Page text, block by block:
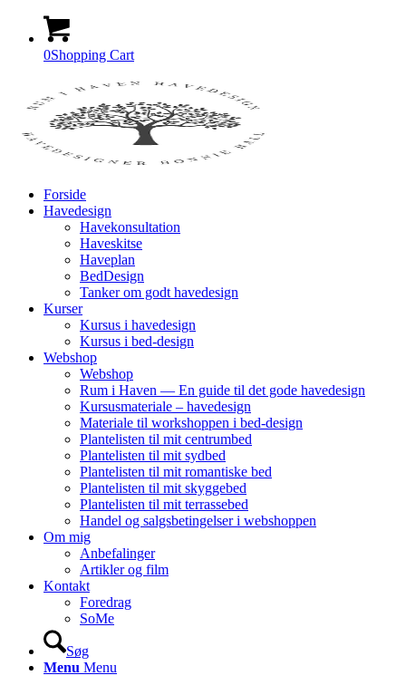
0Shopping Cart
Forside
Havedesign
Havekonsultation
Haveskitse
Haveplan
BedDesign
Tanker om godt havedesign
Kurser
Kursus i havedesign
Kursus i bed-design
Webshop
Webshop
Rum i Haven — En guide til det gode havedesign
Kursusmateriale – havedesign
Materiale til workshoppen i bed-design
Plantelisten til mit centrumbed
Plantelisten til mit sydbed
Plantelisten til mit romantiske bed
Plantelisten til mit skyggebed
Plantelisten til mit terrassebed
Handel og salgsbetingelser i webshoppen
Om mig
Anbefalinger
Artikler og film
Kontakt
Foredrag
SoMe
Søg
Menu Menu